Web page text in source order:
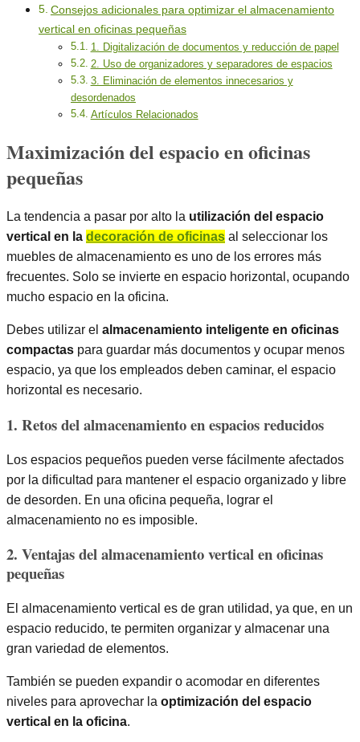
Consejos adicionales para optimizar el almacenamiento
vertical en oficinas pequeñas
1. Digitalización de documentos y reducción de papel
2. Uso de organizadores y separadores de espacios
3. Eliminación de elementos innecesarios y
desordenados
Artículos Relacionados
Maximización del espacio en oficinas
pequeñas
La tendencia a pasar por alto la utilización del espacio
vertical en la decoración de oficinas al seleccionar los
muebles de almacenamiento es uno de los errores más
frecuentes. Solo se invierte en espacio horizontal, ocupando
mucho espacio en la oficina.
Debes utilizar el almacenamiento inteligente en oficinas
compactas para guardar más documentos y ocupar menos
espacio, ya que los empleados deben caminar, el espacio
horizontal es necesario.
1. Retos del almacenamiento en espacios reducidos
Los espacios pequeños pueden verse fácilmente afectados
por la dificultad para mantener el espacio organizado y libre
de desorden. En una oficina pequeña, lograr el
almacenamiento no es imposible.
2. Ventajas del almacenamiento vertical en oficinas
pequeñas
El almacenamiento vertical es de gran utilidad, ya que, en un
espacio reducido, te permiten organizar y almacenar una
gran variedad de elementos.
También se pueden expandir o acomodar en diferentes
niveles para aprovechar la optimización del espacio
vertical en la oficina.